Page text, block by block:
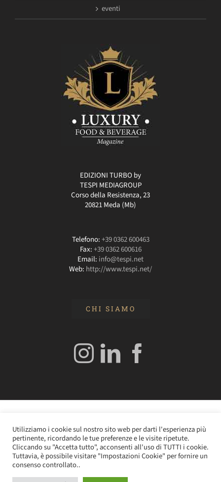
eventi
EDIZIONI TURBO by
TESPI MEDIAGROUP
Corso della Resistenza, 23
20821 Meda (Mb)
Telefono:+39 0362 600463
Fax:+39 0362 600616
Email: info@tespi.net
Web: http://www.tespi.net/
CHI SIAMO
Angelo Frigerio -Cookie Policy–Privacy Policy- P.IVA
0362610964
Utilizziamo i cookie sul nostro sito web per darti l'esperienza più
pertinente, ricordando le tue preferenze e le visite ripetute.
Cliccando su "Accetta tutto", acconsenti all'uso di TUTTI i cookie.
Tuttavia, è possibile visitare "Impostazioni Cookie" per fornire un
consenso controllato..